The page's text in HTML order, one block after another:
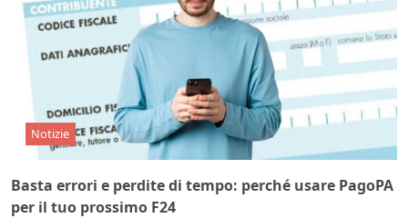
Notizie
Basta errori e perdite di tempo: perché usare PagoPA
per il tuo prossimo F24